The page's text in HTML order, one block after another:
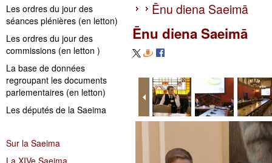
Les ordres du jour des
séances plénières (en letton)
Les ordres du jour des
commissions (en letton )
La base de données
regroupant les documents
parlementaires (en letton)
Les députés de la Saeima
Sur la Saeima
La XIVe Saeima
Ēnu diena Saeimā
Ēnu diena Saeimā